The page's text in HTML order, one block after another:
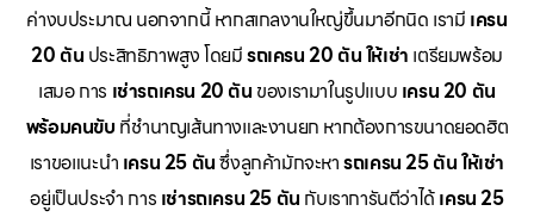
ค่างบประมาณ นอกจากนี้ หากสเกลงานใหญ่ขึ้นมาอีกนิด เรามี เครน
20 ตัน ประสิทธิภาพสูง โดยมีรถเครน 20 ตัน ให้เช่า เตรียมพร้อม
เสมอ การ เช่ารถเครน 20 ตัน ของเรามาในรูปแบบ เครน 20 ตัน
พร้อมคนขับ ที่ชำนาญเส้นทางและงานยก หากต้องการขนาดยอดฮิต
เราขอแนะนำ เครน 25 ตันซึ่งลูกค้ามักจะหารถเครน 25 ตัน ให้เช่า
อยู่เป็นประจำ การ เช่ารถเครน 25 ตัน กับเราการันตีว่าได้เครน 25